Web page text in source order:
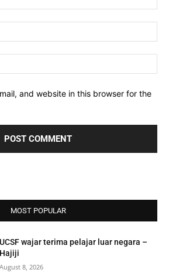
and website in this browser for the
MOST POPULAR
UCSF wajar terima pelajar luar negara –
Hajiji
August 8, 2026